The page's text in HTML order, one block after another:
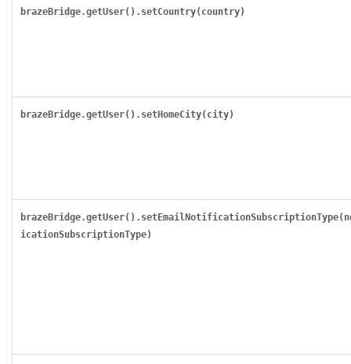
brazeBridge.getUser().setCountry(country)
brazeBridge.getUser().setHomeCity(city)
icationSubscriptionType)